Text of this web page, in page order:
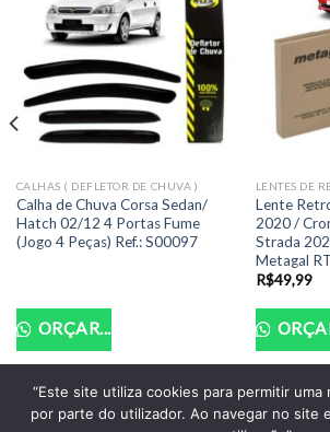
CALHAS ( DEFLETOR DE CHUVA )
Calha de Chuva Corsa Sedan/
Hatch 02/12 4 Portas Fume
(Jogo 4 Peças) Ref.: S00097
ORÇAR...
LENTES DE
Lente
2020 /
Strada
Metagal
R$49,99
POLITICA DE PRIVACIDADE
“Este site utiliza cookies para permitir uma
por parte do utilizador. Ao navegar no site